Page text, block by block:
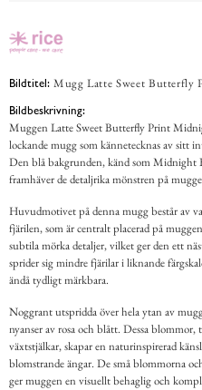
Bildtitel: Mugg Latte Sweet Butterfly
Bildbeskrivning:
Muggen Latte Sweet Butterfly Print
lockande mugg som kännetecknas av sitt
Den blå bakgrunden, känd som Midnight
framhäver de detaljrika mönstren på
Huvudmotivet på denna mugg består av
fjärilen, som är centralt placerad på
subtila mörka detaljer, vilket ger den ett
sprider sig mindre fjärilar i liknande
ändå tydligt märkbara.
Noggrant utspridda över hela ytan av
nyanser av rosa och blått. Dessa
växtstjälkar, skapar en naturinspirerad
blomstrande ängar. De små blommorna
ger muggen en visuellt behaglig och